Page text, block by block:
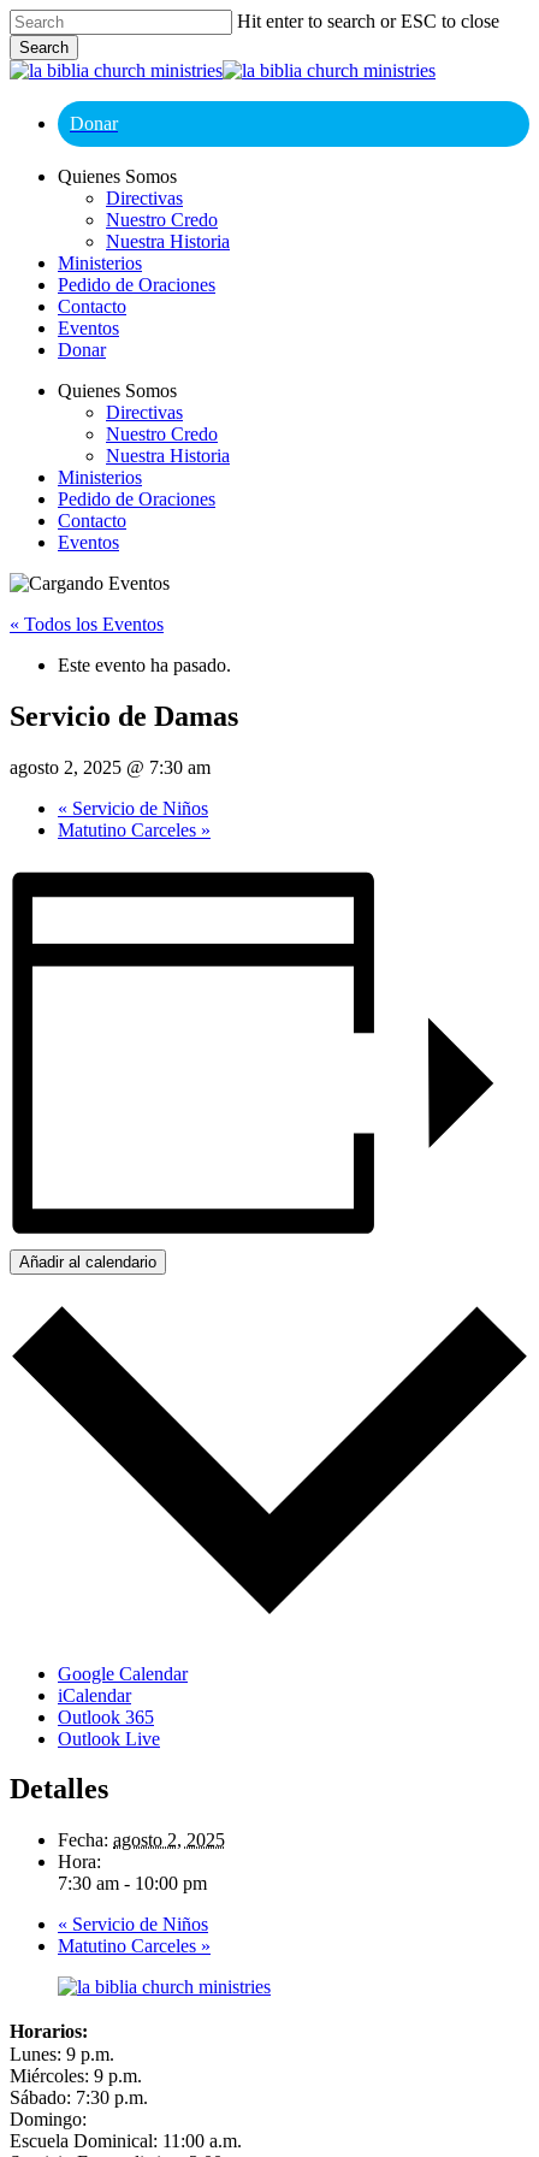
Skip
to
main
content
Hit enter to search or ESC to close
Search
Close
Donar
Menu
Quienes Somos
Directivas
Nuestro Credo
Nuestra Historia
Ministerios
Pedido de Oraciones
Contacto
Eventos
Donar
Quienes Somos
Directivas
Nuestro Credo
Nuestra Historia
Ministerios
Pedido de Oraciones
Contacto
Eventos
« Todos los Eventos
Este evento ha pasado.
Servicio de Damas
agosto 2, 2025 @ 7:30 am
« Servicio de Niños
Matutino Carceles »
Añadir al calendario
Google Calendar
iCalendar
Outlook 365
Outlook Live
Detalles
Fecha: agosto 2, 2025
Hora:
7:30 am - 10:00 pm
« Servicio de Niños
Matutino Carceles »
Horarios:
Lunes: 9 p.m.
Miércoles: 9 p.m.
Sábado: 7:30 p.m.
Domingo:
Escuela Dominical: 11:00 a.m.